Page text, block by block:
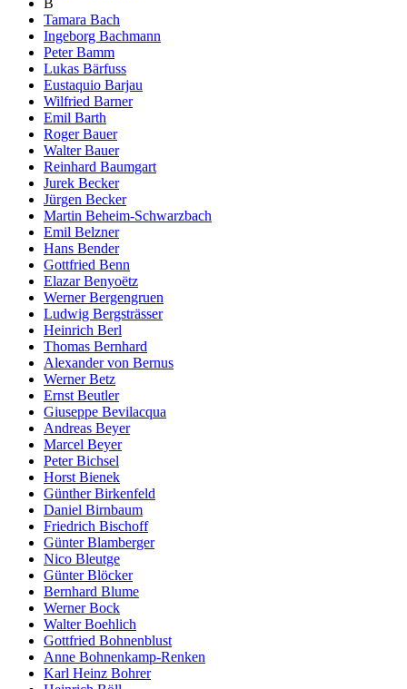
Tamara Bach
Ingeborg Bachmann
Peter Bamm
Lukas Bärfuss
Eustaquio Barjau
Wilfried Barner
Emil Barth
Roger Bauer
Walter Bauer
Reinhard Baumgart
Jurek Becker
Jürgen Becker
Martin Beheim-Schwarzbach
Emil Belzner
Hans Bender
Gottfried Benn
Elazar Benyoëtz
Werner Bergengruen
Ludwig Bergsträsser
Heinrich Berl
Thomas Bernhard
Alexander von Bernus
Werner Betz
Ernst Beutler
Giuseppe Bevilacqua
Andreas Beyer
Marcel Beyer
Peter Bichsel
Horst Bienek
Günther Birkenfeld
Daniel Birnbaum
Friedrich Bischoff
Günter Blamberger
Nico Bleutge
Günter Blöcker
Bernhard Blume
Werner Bock
Walter Boehlich
Gottfried Bohnenblust
Anne Bohnenkamp-Renken
Karl Heinz Bohrer